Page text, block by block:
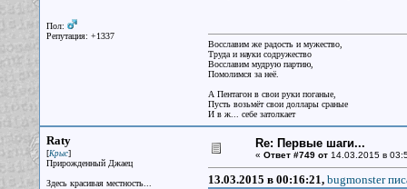
Пол:
Репутация: +1337
Восславим же радость и мужество,
Труда и науки содружество
Восславим мудрую партию,
Помолимся за неё.
А Пентагон в свои руки поганые,
Пусть возьмёт свои доллары сраные
И в ж... себе затолкает
Raty
[Крыс]
Прирожденный Джаец
Здесь красивая местность...
Re: Первые шаги...
« Ответ #749 от14.03.2015 в
13.03.2015 в 00:16:21, bugmonster